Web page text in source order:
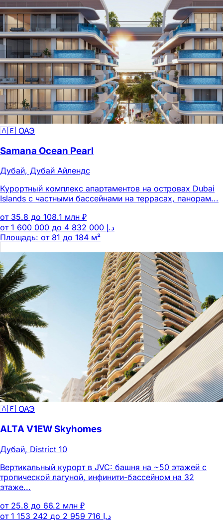
🇦🇪 ОАЭ
Samana Ocean Pearl
Дубай, Дубай Айлендс
Курортный комплекс апартаментов на островах Dubai
Islands с частными бассейнами на террасах, панорам...
от 35.8 до 108.1 млн ₽
Площадь: от 81 до 184 м²
🇦🇪 ОАЭ
ALTA V1EW Skyhomes
Дубай, District 10
Вертикальный курорт в JVC: башня на ~50 этажей с
тропической лагуной, инфинити-бассейном на 32
этаже...
от 25.8 до 66.2 млн ₽